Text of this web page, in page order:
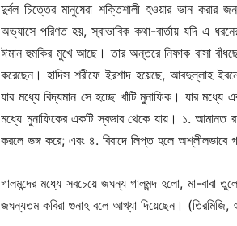
দুর্বল চিত্তের মানুষেরা শক্তিশালী হওয়ার ভান
অভ্যাসে পরিণত হয়, স্বাভাবিক কথা-বার্তায় যদি এ
ঈমান হুমকির মুখে আছে। তার অন্তরে নিফাক বাসা
করেছেন। হাদিস শরীফে ইরশাদ হয়েছে, আবদুল্লাহ
যার মধ্যে বিদ্যমান সে হচ্ছে খাঁটি মুনাফিক। যার
মধ্যে মুনাফিকের একটি স্বভাব থেকে যায়। ১. আমানত
করলে ভঙ্গ করে; এবং ৪. বিবাদে লিপ্ত হলে অশ্লীলভাবে
গালমন্দের মধ্যে সবচেয়ে জঘন্য গালমন্দ হলো, মা-বাবা
জঘন্যতম কবিরা গুনাহ বলে আখ্যা দিয়েছেন। (তিরমিজি,